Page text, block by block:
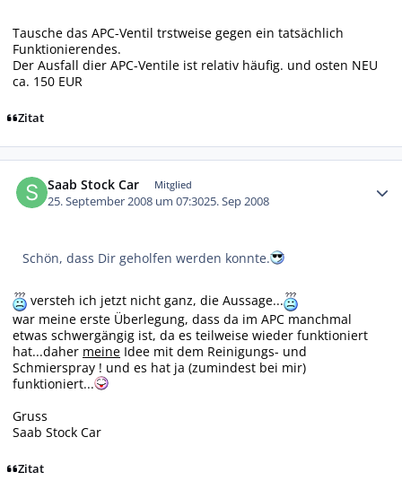
Tausche das APC-Ventil trstweise gegen ein tatsächlich
Funktionierendes.
Der Ausfall dier APC-Ventile ist relativ häufig. und osten NEU
ca. 150 EUR
Zitat
Saab Stock Car Mitglied
25. September 2008 um 07:3025. Sep 2008
Schön, dass Dir geholfen werden konnte.
versteh ich jetzt nicht ganz, die Aussage...
war meine erste Überlegung, dass da im APC manchmal
etwas schwergängig ist, da es teilweise wieder funktioniert
hat...daher meine Idee mit dem Reinigungs- und
Schmierspray ! und es hat ja (zumindest bei mir)
funktioniert...
Gruss
Saab Stock Car
Zitat